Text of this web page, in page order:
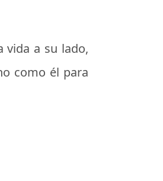
vida a su lado,
como él para